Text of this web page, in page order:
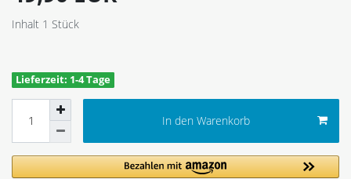
Inhalt 1 Stück
Lieferzeit: 1-4 Tage
In den Warenkorb